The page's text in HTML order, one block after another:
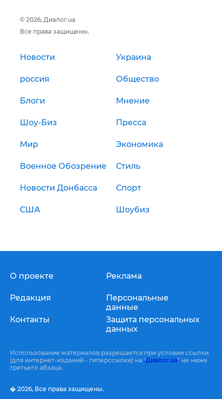
© 2026, Диалог.ua
Все права защищены.
Новости Украина
россия Общество
Блоги Мнение
Шоу-Биз Пресса
Мир Экономика
Военное Обозрение Стиль
Новости Донбасса Спорт
США Шоубиз
О проекте
Редакция
Контакты
Реклама
Персональные
данные
Защита персональных
данных
Использование материалов разрешается при условии ссылки
(для интернет-изданий - гиперссылки) на "Диалог.ua" не ниже
третьего абзаца.
� 2026, Все права защищены.